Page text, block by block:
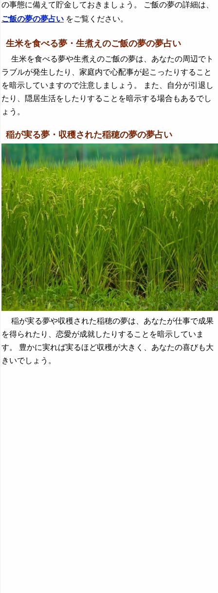
の事態に備えて貯金しておきましょう。 ご飯の夢の詳細は、
ご飯の夢の夢占い をご覧ください。
生米を食べる夢・生煮えのご飯の夢の夢占い
生米を食べる夢や生煮えのご飯の夢は、あなたの周辺でト
ラブルが発生したり、家庭内で心配事が起こったりすること
を暗示していますので注意しましょう。 また、自分が引退し
たり、隠居生活をしたりすることを暗示する場合もあるでし
ょう。
稲が実る夢・収穫された稲穂の夢の夢占い
稲が実る夢や収穫された稲穂の夢は、あなたが仕事で成果
を得られたり、恋愛が成就したりすることを暗示していま
す。 豊かに実れば実るほど収穫が大きく、あなたの喜びも大
きいでしょう。